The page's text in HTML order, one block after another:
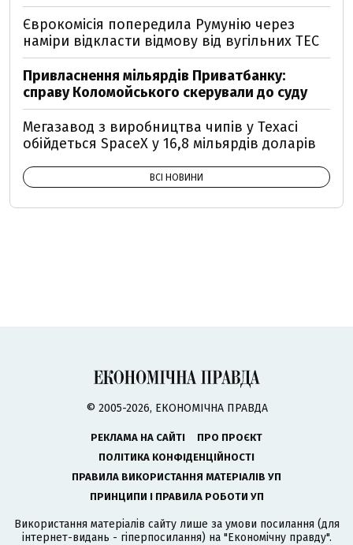
Єврокомісія попередила Румунію через
наміри відкласти відмову від вугільних ТЕС
Привласнення мільярдів Приватбанку:
справу Коломойського скерували до суду
Мегазавод з виробництва чипів у Техасі
обійдеться SpaceX у 16,8 мільярдів доларів
ВСІ НОВИНИ
© 2005-2026, ЕКОНОМІЧНА ПРАВДА
РЕКЛАМА НА САЙТІ
ПРО ПРОЄКТ
ПОЛІТИКА КОНФІДЕНЦІЙНОСТІ
ПРАВИЛА ВИКОРИСТАННЯ МАТЕРІАЛІВ УП
ПРИНЦИПИ І ПРАВИЛА РОБОТИ УП
Використання матеріалів сайту лише за умови посилання (для
інтернет-видань - гіперпосилання) на "Економічну правду".